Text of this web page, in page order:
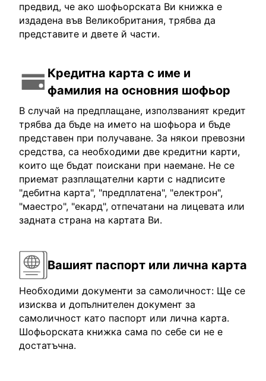
предвид, че ако шофьорската Ви книжка е
издадена във Великобритания, трябва да
представите и двете й части.
Кредитна карта с име и
фамилия на основния шофьор
В случай на предплащане, използваният кредит
трябва да бъде на името на шофьора и бъде
представен при получаване. За някои превозни
средства, са необходими две кредитни карти,
които ще бъдат поискани при наемане. Не се
приемат разплащателни карти с надписите
"дебитна карта", "предплатена", "електрон",
"маестро", "екард", отпечатани на лицевата или
задната страна на картата Ви.
Вашият паспорт или лична карта
Необходими документи за самоличност: Ще се
изисква и допълнителен документ за
самоличност като паспорт или лична карта.
Шофьорската книжка сама по себе си не е
достатъчна.